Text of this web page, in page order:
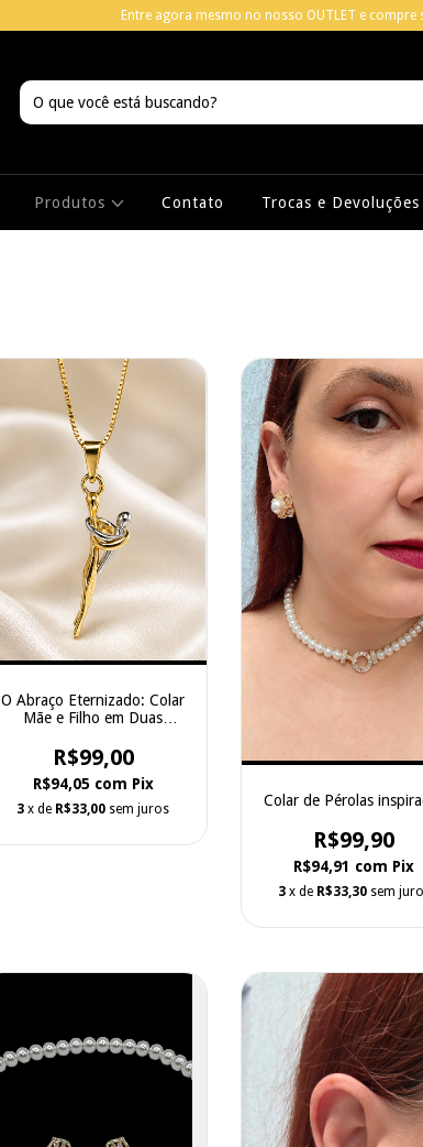
Entre agora mesmo no nosso OUTLET e
Produtos Contato Trocas e Devoluções
O Abraço Eternizado: Colar
Mãe e Filho em Duas
R$99,00
R$94,05 com Pix
3 x de R$33,00 sem juros Colar de Pérolas
R$99,90
R$94,91 com Pix
3 x de R$33,30 sem